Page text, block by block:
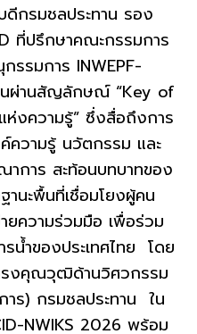
ดีกรมชลประทาน รอง
ที่ปรึกษาคณะกรรมการ
รรมการ INWEPF-
นผ่านสัญลักษณ์ “Key of
งความรู้” ซึ่งสื่อถึงการ
ความรู้ นวัตกรรม และ
าการ สะท้อนบทบาทของ
านะพื้นที่เชื่อมโยงผู้คน
ยความร่วมมือ เพื่อร่วม
น้ำของประเทศไทย โดย
งคุณวุฒิด้านวิศวกรรม
าร) กรมชลประทาน ใน
NWIKS 2026 พร้อม